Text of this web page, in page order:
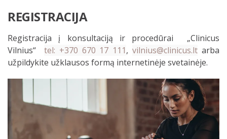
REGISTRACIJA
Registracija į konsultaciją ir procedūrai „Clinicus
Vilnius“ tel: +370 670 17 111,vilnius@clinicus.lt arba
užpildykite užklausos formą internetinėje svetainėje.